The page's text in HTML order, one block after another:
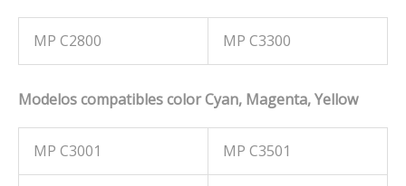
MP C2800 MP C3300
Modelos compatibles color Cyan, Magenta, Yellow
MP C3001 MP C3501